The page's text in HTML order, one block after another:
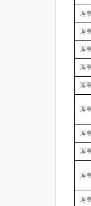
理
理
理
理
理
理
理
理
理
理